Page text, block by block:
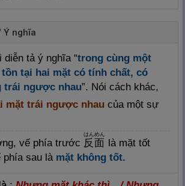
Ý nghĩa
diễn tả ý nghĩa “trong cùng một
tại hai mặt có tính chất, có
trái ngược nhau”. Nói cách khác,
mặt trái ngược nhau của một sự
vế phía trước 反面
はんめん
là mặt tốt
sau là mặt không tốt.